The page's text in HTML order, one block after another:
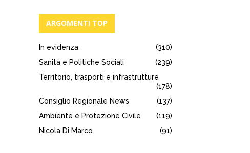
ARGOMENTI TOP
In evidenza
(310)
Sanità e Politiche Sociali
(239)
Territorio, trasporti e infrastrutture
(178)
Consiglio Regionale News
(137)
Ambiente e Protezione Civile
(119)
Nicola Di Marco
(91)